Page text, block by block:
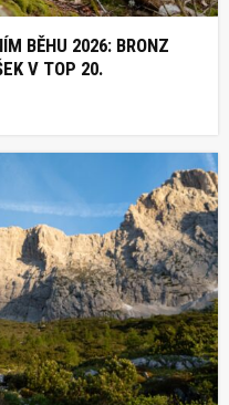
BĚHU 2026: BRONZ
V TOP 20.